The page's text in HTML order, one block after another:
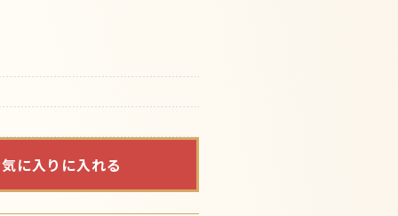
に入りに入れる